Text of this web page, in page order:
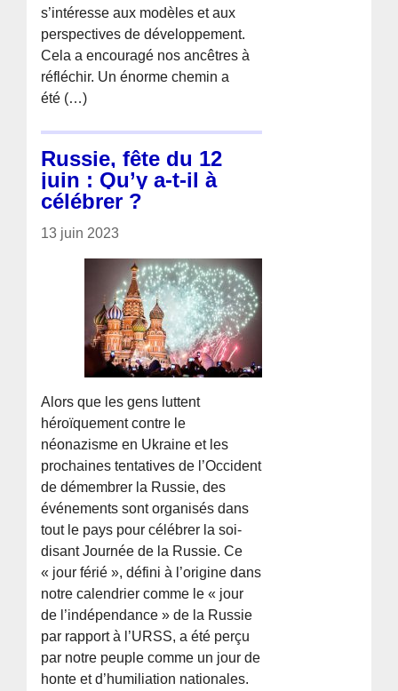
s’intéresse aux modèles et aux
perspectives de développement.
Cela a encouragé nos ancêtres à
réfléchir. Un énorme chemin a
été (…)
Russie, fête du 12
juin : Qu’y a-t-il à
célébrer ?
13 juin 2023
Alors que les gens luttent
héroïquement contre le
néonazisme en Ukraine et les
prochaines tentatives de l’Occident
de démembrer la Russie, des
événements sont organisés dans
tout le pays pour célébrer la soi-
disant Journée de la Russie. Ce
« jour férié », défini à l’origine dans
notre calendrier comme le « jour
de l’indépendance » de la Russie
par rapport à l’URSS, a été perçu
par notre peuple comme un jour de
honte et d’humiliation nationales.